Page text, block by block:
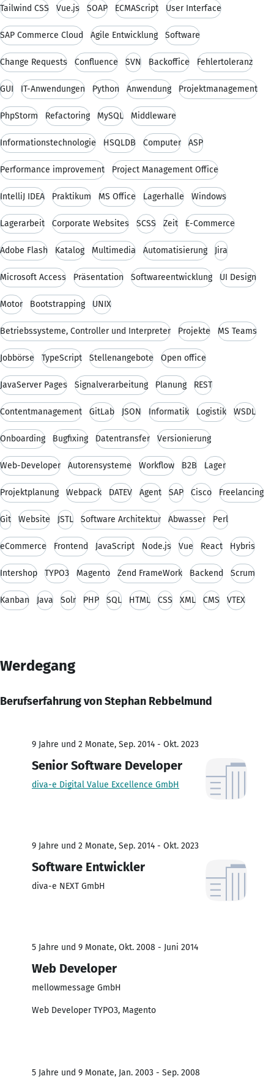
Tailwind CSS Vue.js SOAP ECMAScript User Interface
SAP Commerce Cloud Agile Entwicklung Software
Change Requests Confluence SVN Backoffice Fehlertoleranz
GUI IT-Anwendungen Python Anwendung Projektmanagement
PhpStorm Refactoring MySQL Middleware
Informationstechnologie HSQLDB Computer ASP
Performance improvement Project Management Office
IntelliJ IDEA Praktikum MS Office Lagerhalle Windows
Lagerarbeit Corporate Websites SCSS Zeit E-Commerce
Adobe Flash Katalog Multimedia Automatisierung Jira
Microsoft Access Präsentation Softwareentwicklung UI Design
Motor Bootstrapping UNIX
Betriebssysteme, Controller und Interpreter Projekte MS Teams
Jobbörse TypeScript Stellenangebote Open office
JavaServer Pages Signalverarbeitung Planung REST
Contentmanagement GitLab JSON Informatik Logistik WSDL
Onboarding Bugfixing Datentransfer Versionierung
Web-Developer Autorensysteme Workflow B2B Lager
Projektplanung Webpack DATEV Agent SAP Cisco Freelancing
Git Website JSTL Software Architektur Abwasser Perl
eCommerce Frontend JavaScript Node.js Vue React Hybris
Intershop TYPO3 Magento Zend FrameWork Backend Scrum
Kanban Java Solr PHP SQL HTML CSS XML CMS VTEX
Werdegang
Berufserfahrung von Stephan Rebbelmund
9 Jahre und 2 Monate, Sep. 2014 - Okt. 2023
Senior Software Developer
diva-e Digital Value Excellence GmbH
9 Jahre und 2 Monate, Sep. 2014 - Okt. 2023
Software Entwickler
diva-e NEXT GmbH
5 Jahre und 9 Monate, Okt. 2008 - Juni 2014
Web Developer
mellowmessage GmbH
Web Developer TYPO3, Magento
5 Jahre und 9 Monate, Jan. 2003 - Sep. 2008